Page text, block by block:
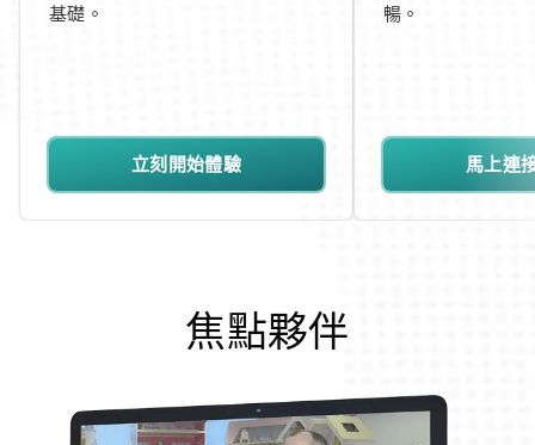
基礎。
立刻開始體驗
暢。
馬上連
焦點夥伴